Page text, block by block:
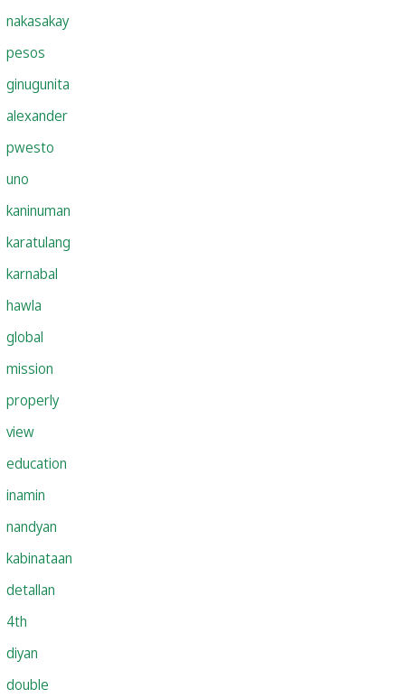
nakasakay
pesos
ginugunita
alexander
pwesto
uno
kaninuman
karatulang
karnabal
hawla
global
mission
properly
view
education
inamin
nandyan
kabinataan
detallan
4th
diyan
double